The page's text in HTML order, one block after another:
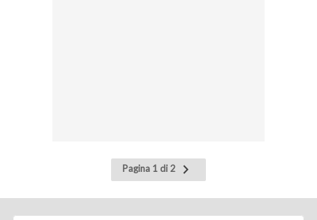
Pagina 1 di 2
Pagina
successiva